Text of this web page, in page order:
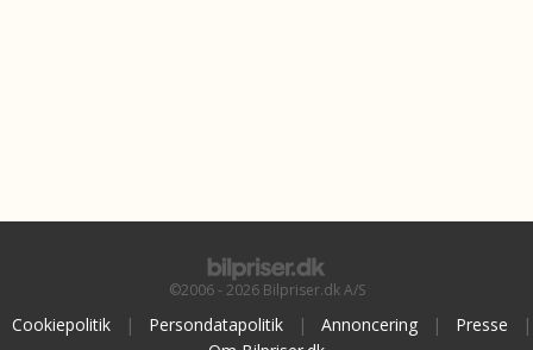
©2006 - 2026 Bilpriser.dk A/S
Cookiepolitik | Persondatapolitik | Annoncering | Presse
|